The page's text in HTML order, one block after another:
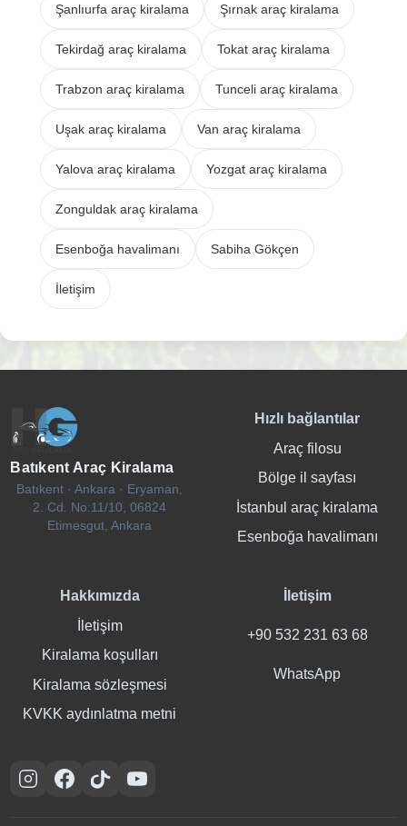
Şanlıurfa araç kiralama Şırnak araç kiralama
Tekirdağ araç kiralama Tokat araç kiralama
Trabzon araç kiralama Tunceli araç kiralama
Uşak araç kiralama Van araç kiralama
Yalova araç kiralama Yozgat araç kiralama
Zonguldak araç kiralama
Esenboğa havalimanı Sabiha Gökçen
İletişim
Batıkent Araç Kiralama
Batıkent · Ankara · Eryaman,
2. Cd. No:11/10, 06824
Etimesgut, Ankara
Hızlı bağlantılar
Araç filosu
Bölge il sayfası
İstanbul araç kiralama
Esenboğa havalimanı
Hakkımızda
İletişim
Kiralama koşulları
Kiralama sözleşmesi
KVKK aydınlatma metni
İletişim
+90 532 231 63 68
WhatsApp
InstagramFacebook
TikTokYouTube